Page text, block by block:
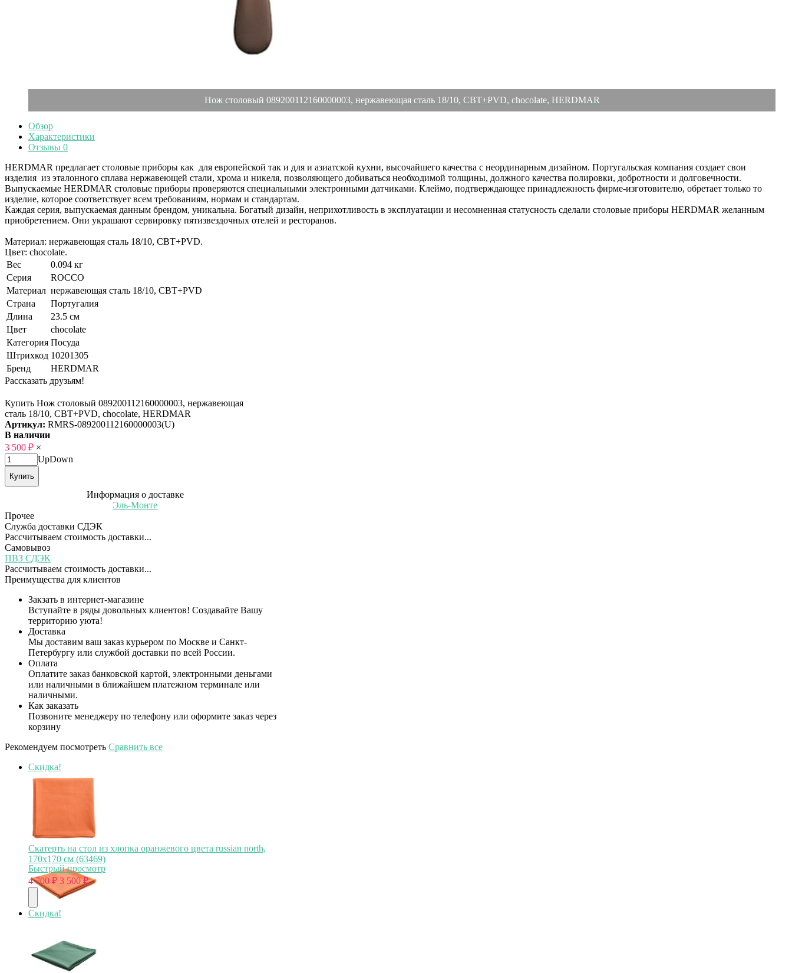
Нож столовый 089200112160000003, нержавеющая сталь 18/10, CBT+PVD, chocolate, HERDMAR
Обзор
Характеристики
Отзывы 0
HERDMAR предлагает столовые приборы как для европейской так и для и азиатской кухни, высочайшего качества с неординарным дизайном. Португальская компания создает свои
изделия из эталонного сплава нержавеющей стали, хрома и никеля, позволяющего добиваться необходимой толщины, должного качества полировки, добротности и долговечности.
Выпускаемые HERDMAR столовые приборы проверяются специальными электронными датчиками. Клеймо, подтверждающее принадлежность фирме-изготовителю, обретает только то
изделие, которое соответствует всем требованиям, нормам и стандартам.
Каждая серия, выпускаемая данным брендом, уникальна. Богатый дизайн, неприхотливость в эксплуатации и несомненная статусность сделали столовые приборы HERDMAR желанным
приобретением. Они украшают сервировку пятизвездочных отелей и ресторанов.
Материал: нержавеющая сталь 18/10, CBT+PVD.
Цвет: chocolate.
Вес
0.094 кг
Серия
ROCCO
Материал нержавеющая сталь 18/10, CBT+PVD
Страна
Португалия
Длина
23.5 см
Цвет
chocolate
Категория Посуда
Штрихкод 10201305
Бренд
HERDMAR
Рассказать друзьям!
Купить Нож столовый 089200112160000003, нержавеющая
сталь 18/10, CBT+PVD, chocolate, HERDMAR
Артикул: RMRS-089200112160000003(U)
В наличии
3 500 ₽ ×
UpDown
Купить
Информация о доставке
Эль-Монте
Прочее
Служба доставки СДЭК
Рассчитываем стоимость доставки...
Самовывоз
ПВЗ СДЭК
Рассчитываем стоимость доставки...
Преимущества для клиентов
Закзать в интернет-магазине
Вступайте в ряды довольных клиентов! Создавайте Вашу
территорию уюта!
Доставка
Мы доставим ваш заказ курьером по Москве и Санкт-
Петербургу или службой доставки по всей России.
Оплата
Оплатите заказ банковской картой, электронными деньгами
или наличными в ближайшем платежном терминале или
наличными.
Как заказать
Позвоните менеджеру по телефону или оформите заказ через
корзину
Рекомендуем посмотреть Сравнить все
Скидка!
Скатерть на стол из хлопка оранжевого цвета russian north,
170х170 см (63469)
Быстрый просмотр
4 700 ₽ 3 500₽
Скидка!